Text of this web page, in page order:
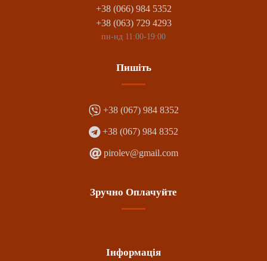
+38 (066) 984 5352
+38 (063) 729 4293
пн-нд 11:00-19:00
Пишіть
+38 (067) 984 8352
+38 (067) 984 8352
pirolev@gmail.com
Зручно Оплачуйте
Інформація